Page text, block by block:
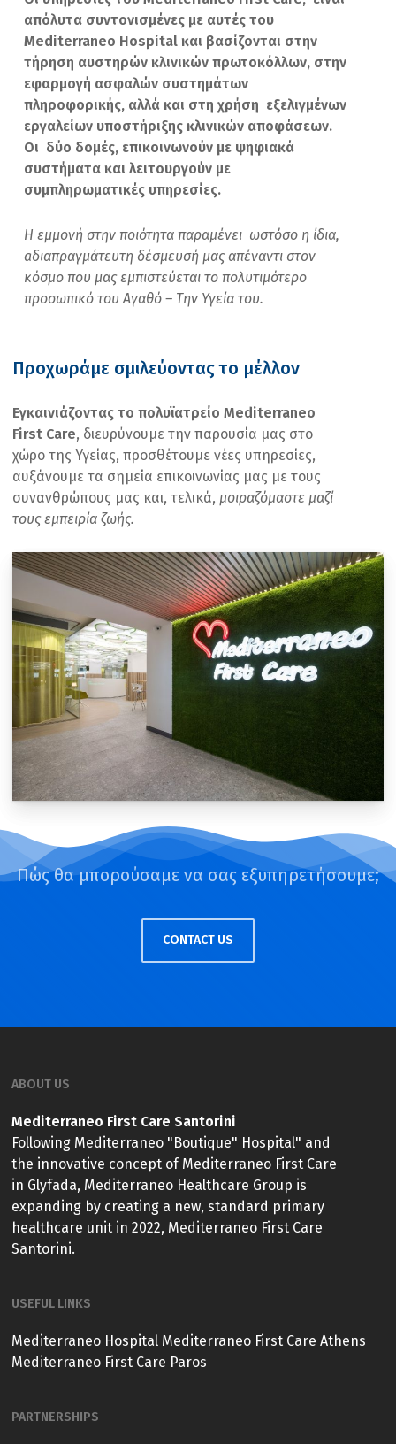
απόλυτα συντονισμένες με αυτές του
Mediterraneo Hospital και βασίζονται στην
τήρηση αυστηρών κλινικών πρωτοκόλλων, στην
εφαρμογή ασφαλών συστημάτων
πληροφορικής, αλλά και στη χρήση εξελιγμένων
εργαλείων υποστήριξης κλινικών αποφάσεων.
Οι δύο δομές, επικοινωνούν με ψηφιακά
συστήματα και λειτουργούν με
συμπληρωματικές υπηρεσίες.
Η εμμονή στην ποιότητα παραμένει ωστόσο η ίδια,
aδιαπραγμάτευτη δέσμευσή μας απέναντι στον
κόσμο που μας εμπιστεύεται το πολυτιμότερο
προσωπικό του Αγαθό – Την Υγεία του.
Προχωράμε σμιλεύοντας το μέλλον
Εγκαινιάζοντας το πολυϊατρείο Mediterraneo
First Care, διευρύνουμε την παρουσία μας στο
χώρο της Υγείας, προσθέτουμε νέες υπηρεσίες,
αυξάνουμε τα σημεία επικοινωνίας μας με τους
συνανθρώπους μας και, τελικά, μοιραζόμαστε μαζί
τους εμπειρία ζωής.
Πώς θα μπορούσαμε να σας εξυπηρετήσουμε;
CONTACT US
ABOUT US
Mediterraneo First Care Santorini
Following Mediterraneo "Boutique" Hospital" and
the innovative concept of Mediterraneo First Care
in Glyfada, Mediterraneo Healthcare Group is
expanding by creating a new, standard primary
healthcare unit in 2022, Mediterraneo First Care
Santorini.
USEFUL LINKS
Mediterraneo Hospital Mediterraneo First Care Athens
Mediterraneo First Care Paros
PARTNERSHIPS